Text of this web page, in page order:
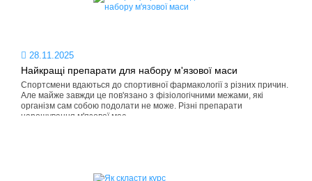
Найкращі препарати для набору м'язової маси
28.11.2025
Спортсмени вдаються до спортивної фармакології з різних причин.
Але майже завжди це пов'язано з фізіологічними межами, які
організм сам собою подолати не може. Різні препарати
нарощування м'язової мас...